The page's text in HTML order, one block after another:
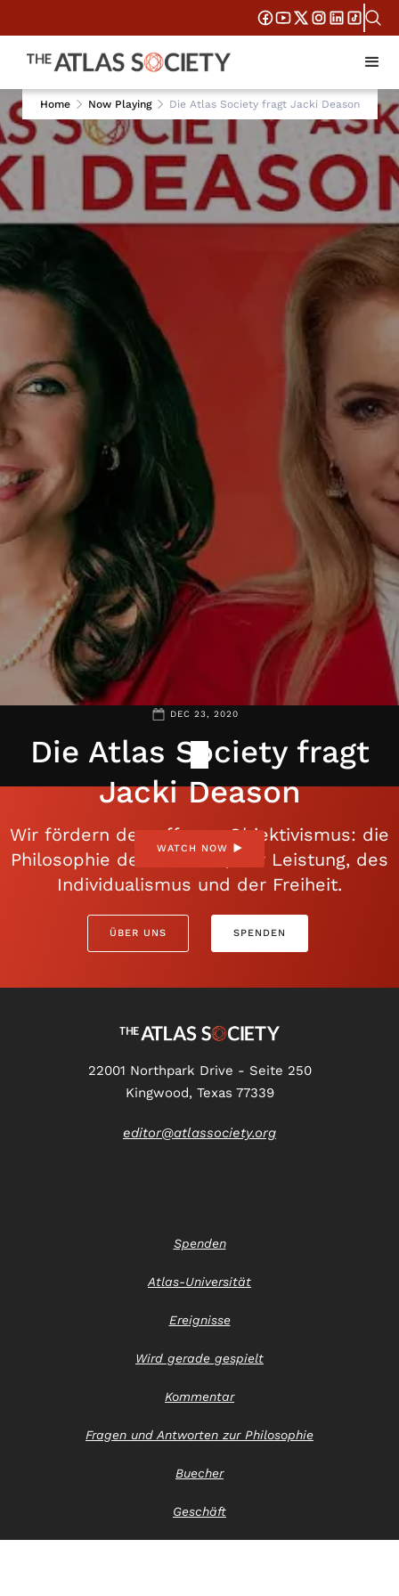
DEC 23, 2020
Die Atlas Society fragt
Jacki Deason
WATCH NOW
Home Now Playing Die Atlas Society fragt Jacki Deason
Wir fördern den offenen Objektivismus: die
Philosophie der Vernunft, der Leistung, des
Individualismus und der Freiheit.
ÜBER UNS SPENDEN
22001 Northpark Drive - Seite 250
Kingwood, Texas 77339
editor@atlassociety.org
Spenden
Atlas-Universität
Ereignisse
Wird gerade gespielt
Kommentar
Fragen und Antworten zur Philosophie
Buecher
Geschäft